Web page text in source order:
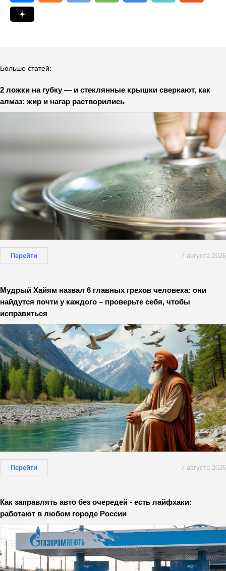
Больше статей:
2 ложки на губку — и стеклянные крышки сверкают, как
алмаз: жир и нагар растворились
Перейти 7 августа 2026
Мудрый Хайям назвал 6 главных грехов человека: они
найдутся почти у каждого – проверьте себя, чтобы
исправиться
Перейти 7 августа 2026
Как заправлять авто без очередей - есть лайфхаки:
работают в любом городе России